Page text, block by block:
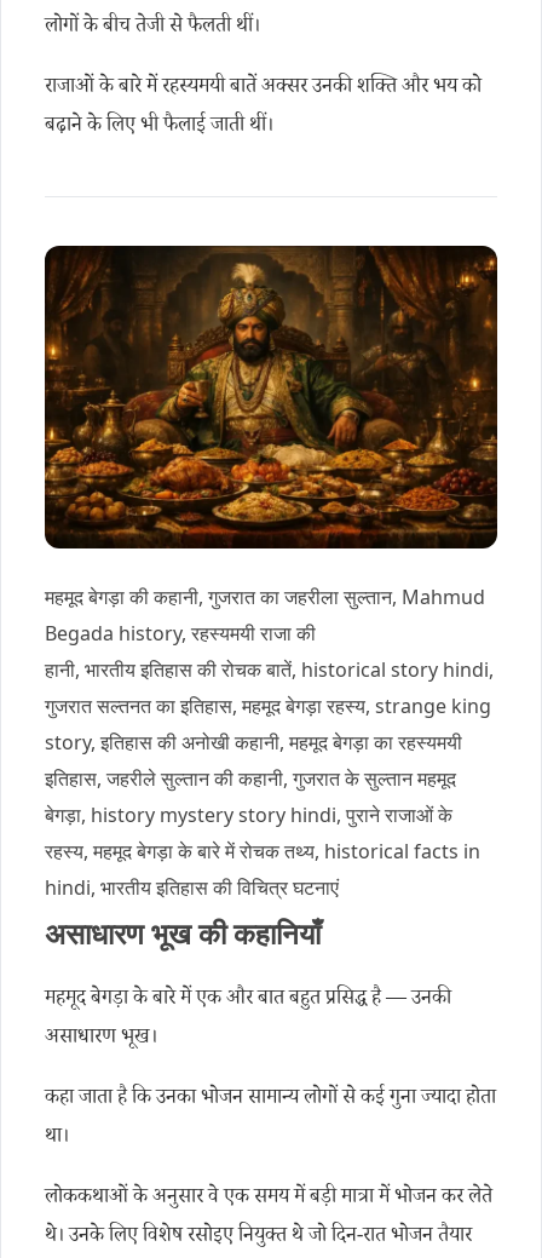
लोगों के बीच तेजी से फैलती थीं।
राजाओं के बारे में रहस्यमयी बातें अक्सर उनकी शक्ति और भय को
बढ़ाने के लिए भी फैलाई जाती थीं।
महमूद बेगड़ा की कहानी, गुजरात का जहरीला सुल्तान, Mahmud
Begada history, रहस्यमयी राजा की
हानी, भारतीय इतिहास की रोचक बातें, historical story hindi,
गुजरात सल्तनत का इतिहास, महमूद बेगड़ा रहस्य, strange king
story, इतिहास की अनोखी कहानी, महमूद बेगड़ा का रहस्यमयी
इतिहास, जहरीले सुल्तान की कहानी, गुजरात के सुल्तान महमूद
बेगड़ा, history mystery story hindi, पुराने राजाओं के
रहस्य, महमूद बेगड़ा के बारे में रोचक तथ्य, historical facts in
hindi, भारतीय इतिहास की विचित्र घटनाएं
असाधारण भूख की कहानियाँ
महमूद बेगड़ा के बारे में एक और बात बहुत प्रसिद्ध है — उनकी
असाधारण भूख।
कहा जाता है कि उनका भोजन सामान्य लोगों से कई गुना ज्यादा होता
था।
लोककथाओं के अनुसार वे एक समय में बड़ी मात्रा में भोजन कर लेते
थे। उनके लिए विशेष रसोइए नियुक्त थे जो दिन-रात भोजन तैयार